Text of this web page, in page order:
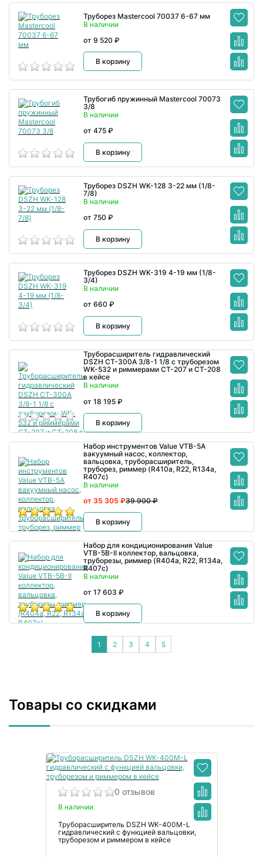
Труборез Mastercool 70037 6-67 мм
В наличии
от 9 520 ₽
В корзину
Трубогиб пружинный Mastercool 70073
3/8
В наличии
от 475 ₽
В корзину
Труборез DSZH WK-128 3-22 мм (1/8-
7/8)
В наличии
от 750 ₽
В корзину
Труборез DSZH WK-319 4-19 мм (1/8-
3/4)
В наличии
от 660 ₽
В корзину
Труборасширитель гидравлический
DSZH CT-300A 3/8-1 1/8 с труборезом
WK-532 и риммерами CT-207 и CT-208
в кейсе
В наличии
от 18 195 ₽
В корзину
Набор инструментов Value VTB-5A
вакуумный насос, коллектор,
вальцовка, труборасширитель,
труборез, риммер (R410a, R22, R134а,
R407с)
В наличии
39 900 ₽
от 35 305 ₽
В корзину
Набор для кондиционирования Value
VTB-5B-II коллектор, вальцовка,
труборезы, риммер (R404a, R22, R134а,
R407с)
В наличии
от 17 603 ₽
В корзину
1 2 3 4 5
Товары со скидками
0 отзывов
В наличии
Труборасширитель DSZH WK-400M-L
гидравлический с функцией вальцовки,
труборезом и риммером в кейсе